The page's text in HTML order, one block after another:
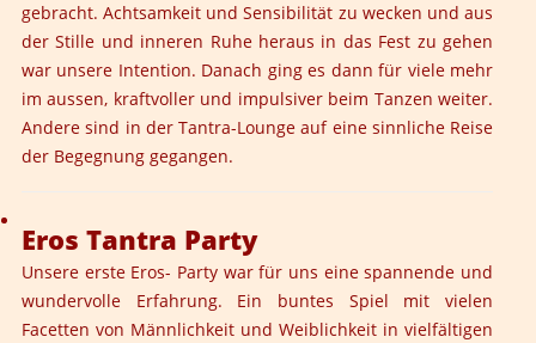
gebracht. Achtsamkeit und Sensibilität zu wecken und aus
der Stille und inneren Ruhe heraus in das Fest zu gehen
war unsere Intention. Danach ging es dann für viele mehr
im aussen, kraftvoller und impulsiver beim Tanzen weiter.
Andere sind in der Tantra-Lounge auf eine sinnliche Reise
der Begegnung gegangen.
Eros Tantra Party
Unsere erste Eros- Party war für uns eine spannende und
wundervolle Erfahrung. Ein buntes Spiel mit vielen
Facetten von Männlichkeit und Weiblichkeit in vielfältigen